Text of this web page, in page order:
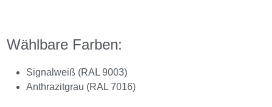
Wählbare Farben:
Signalweiß (RAL 9003)
Anthrazitgrau (RAL 7016)